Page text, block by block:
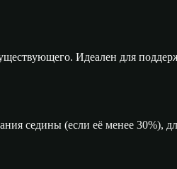
Идеален для
седины (если её менее 30%),